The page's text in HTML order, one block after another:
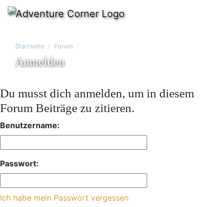
Startseite Forum
Anmelden
Du musst dich anmelden, um in diesem
Forum Beiträge zu zitieren.
Benutzername:
Passwort:
Ich habe mein Passwort vergessen